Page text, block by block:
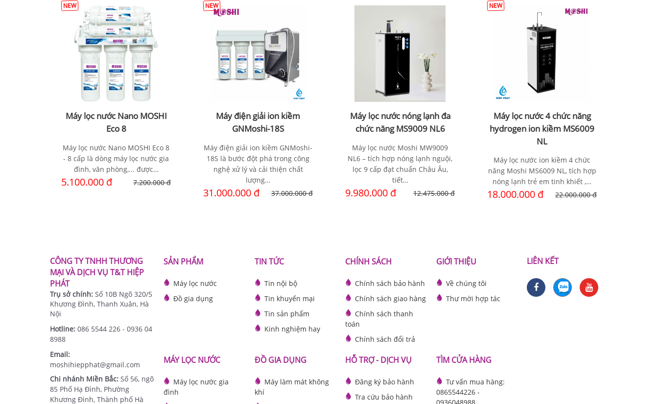
NEW
Máy lọc nước Nano MOSHI
Eco 8
Máy lọc nước Nano MOSHI Eco 8
- 8 cấp là dòng máy lọc nước gia
đình, văn phòng,... được…
5.100.000 đ 7.200.000 đ
NEW
Máy điện giải ion kiềm
GNMoshi-18S
Máy điện giải ion kiềm GNMoshi-
18S là bước đột phá trong công
nghệ xử lý và cải thiện chất
lượng…
31.000.000 đ 37.000.000 đ
Máy lọc nước nóng lạnh đa
chức năng MS9009 NL6
Máy lọc nước Moshi MW9009
NL6 – tích hợp nóng lạnh nguội,
lọc 9 cấp đạt chuẩn Châu Âu,
tiết…
9.980.000 đ 12.475.000 đ
NEW
Máy lọc nước 4 chức năng
hydrogen ion kiềm MS6009
NL
Máy lọc nước ion kiềm 4 chức
năng Moshi MS6009 NL, tích hợp
nóng lạnh trẻ em tinh khiết ,…
18.000.000 đ 22.000.000 đ
CÔNG TY TNHH THƯƠNG
MẠI VÀ DỊCH VỤ T&T HIỆP
PHÁT
Trụ sở chính: Số 10B Ngõ 320/5
Khương Đình, Thanh Xuân, Hà
Nội
Hotline: 086 5544 226 - 0936 04
8988
Email:
moshihiepphat@gmail.com
Chi nhánh Miền Bắc: Số 56, ngõ
85 Phố Hạ Đình, Phường
Khương Đình, Thành phố Hà
SẢN PHẨM
Máy lọc nước
Đồ gia dụng
TIN TỨC
Tin nội bộ
Tin khuyến mại
Tin sản phẩm
Kinh nghiệm hay
CHÍNH SÁCH
Chính sách bảo hành
Chính sách giao hàng
Chính sách thanh
toán
Chính sách đổi trả
GIỚI THIỆU
Về chúng tôi
Thư mời hợp tác
MÁY LỌC NƯỚC
Máy lọc nước gia
đình
ĐỒ GIA DỤNG
Máy làm mát không
khí
HỖ TRỢ - DỊCH VỤ
Đăng ký bảo hành
Tra cứu bảo hành
TÌM CỬA HÀNG
Tư vấn mua hàng:
0865544226 -
LIÊN KẾT